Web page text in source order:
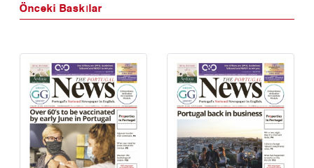
Önceki Baskılar